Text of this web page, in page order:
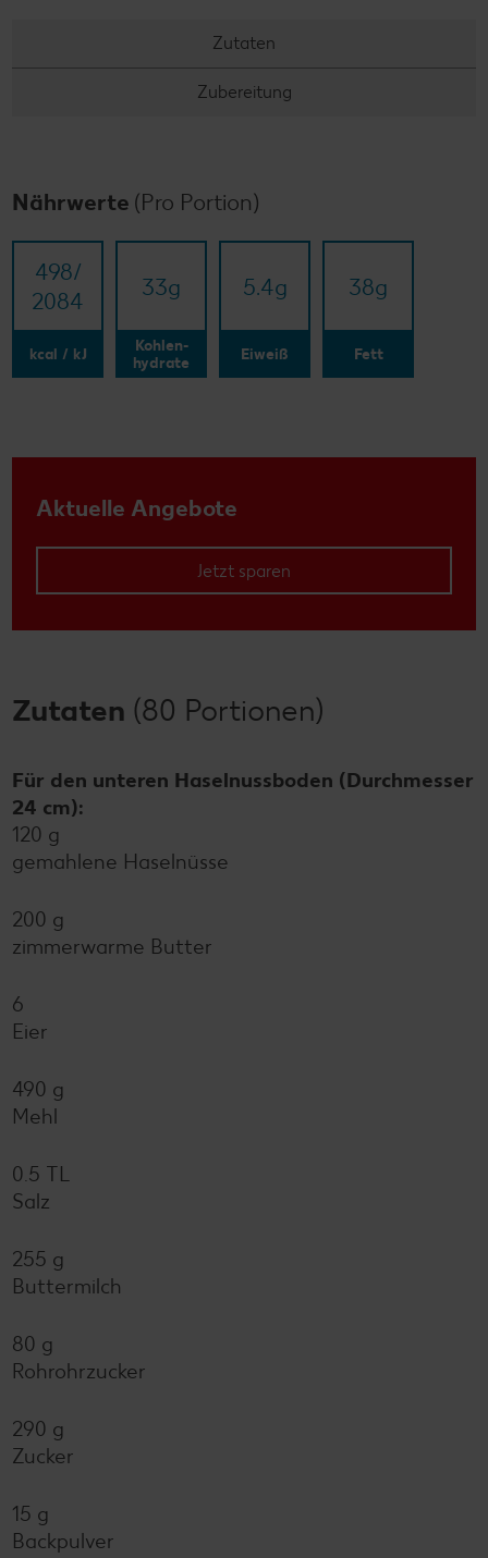
Zutaten
Zubereitung
Nährwerte (Pro Portion)
498/​
2084
kcal / kJ
33g
Kohlen-
hydrate
5.4g
Eiweiß
38g
Fett
Aktuelle Angebote
Jetzt sparen
Zutaten (80 Portionen)
Für den unteren Haselnussboden (Durchmesser
24 cm):
120 g
gemahlene Haselnüsse
200 g
zimmerwarme Butter
6
Eier
490 g
Mehl
0.5 TL
Salz
255 g
Buttermilch
80 g
Rohrohrzucker
290 g
Zucker
15 g
Backpulver